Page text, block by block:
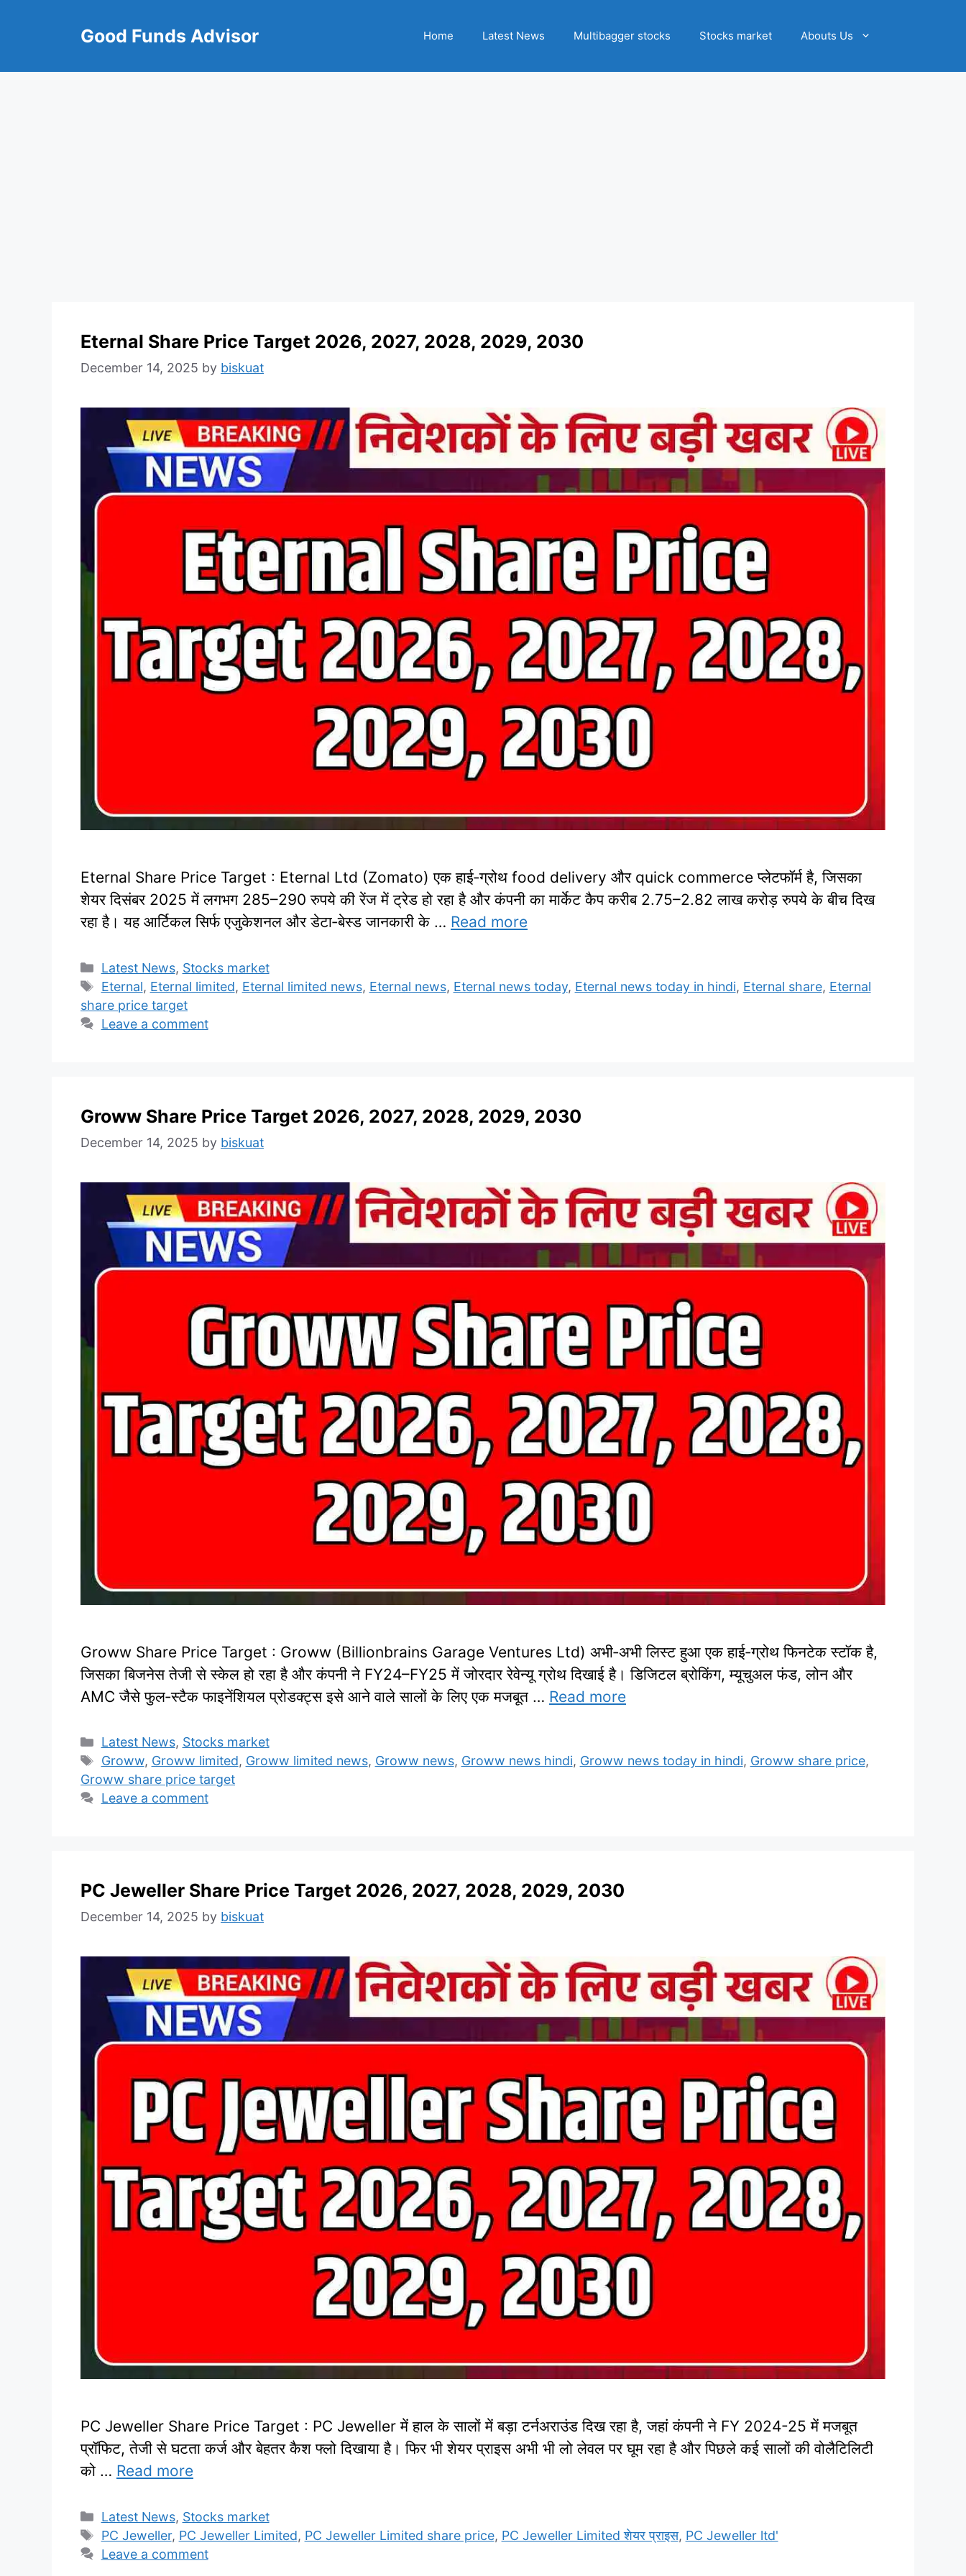
Good Funds Advisor Home Latest News Multibagger stocks Stocks market Abouts Us
Eternal Share Price Target 2026, 2027, 2028, 2029, 2030
December 14, 2025 by biskuat
Eternal Share Price Target : Eternal Ltd (Zomato) एक हाई‑ग्रोथ food delivery और quick commerce प्लेटफॉर्म है, जिसका
शेयर दिसंबर 2025 में लगभग 285–290 रुपये की रेंज में ट्रेड हो रहा है और कंपनी का मार्केट कैप करीब 2.75–2.82 लाख करोड़ रुपये के बीच दिख
रहा है। यह आर्टिकल सिर्फ एजुकेशनल और डेटा‑बेस्ड जानकारी के … Read more
Categories
Latest News, Stocks market
Tags
Eternal, Eternal limited, Eternal limited news, Eternal news, Eternal news today, Eternal news today in hindi, Eternal share, Eternal
share price target
Leave a comment
Groww Share Price Target 2026, 2027, 2028, 2029, 2030
December 14, 2025 by biskuat
Groww Share Price Target : Groww (Billionbrains Garage Ventures Ltd) अभी‑अभी लिस्ट हुआ एक हाई‑ग्रोथ फिनटेक स्टॉक है,
जिसका बिजनेस तेजी से स्केल हो रहा है और कंपनी ने FY24–FY25 में जोरदार रेवेन्यू ग्रोथ दिखाई है। डिजिटल ब्रोकिंग, म्यूचुअल फंड, लोन और
AMC जैसे फुल‑स्टैक फाइनेंशियल प्रोडक्ट्स इसे आने वाले सालों के लिए एक मजबूत … Read more
Categories
Latest News, Stocks market
Tags
Groww, Groww limited, Groww limited news, Groww news, Groww news hindi, Groww news today in hindi, Groww share price,
Groww share price target
Leave a comment
PC Jeweller Share Price Target 2026, 2027, 2028, 2029, 2030
December 14, 2025 by biskuat
PC Jeweller Share Price Target : PC Jeweller में हाल के सालों में बड़ा टर्नअराउंड दिख रहा है, जहां कंपनी ने FY 2024-25 में मजबूत
प्रॉफिट, तेजी से घटता कर्ज और बेहतर कैश फ्लो दिखाया है। फिर भी शेयर प्राइस अभी भी लो लेवल पर घूम रहा है और पिछले कई सालों की वोलैटिलिटी
को … Read more
Categories
Latest News, Stocks market
Tags
PC Jeweller, PC Jeweller Limited, PC Jeweller Limited share price, PC Jeweller Limited शेयर प्राइस, PC Jeweller ltd'
Leave a comment